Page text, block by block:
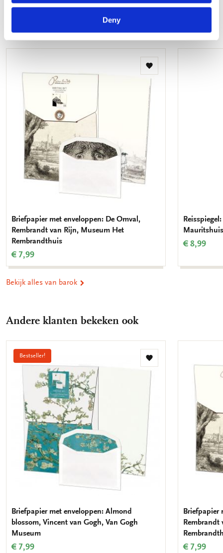
Deny
Meer van barok
Toevoegen
aan
verlanglijst
Briefpapier met enveloppen: De Omval,
Rembrandt van Rijn, Museum Het
Rembrandthuis
€ 7,99
Mauritshuis
€ 8,99
Bekijk alles van barok
Andere klanten bekeken ook
Bestseller!
Toevoegen
aan
verlanglijst
Briefpapier met enveloppen: Almond
blossom, Vincent van Gogh, Van Gogh
Museum
€ 7,99
Briefpapier
€ 7,99